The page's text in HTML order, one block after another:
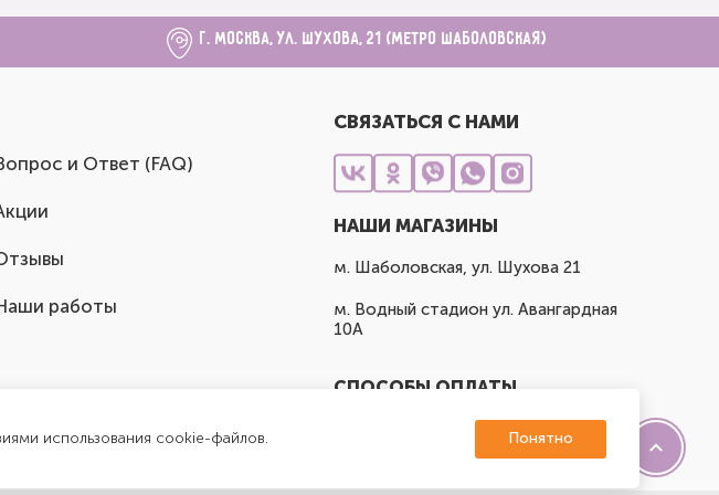
г. Москва, ул. Шухова, 21 (метро Шаболовская)
и Ответ (FAQ)
работы
СВЯЗАТЬСЯ С НАМИ
НАШИ МАГАЗИНЫ
м. Шаболовская, ул. Шухова 21
м. Водный стадион ул. Авангардная
10А
СПОСОБЫ ОПЛАТЫ
использования cookie-файлов. Понятно